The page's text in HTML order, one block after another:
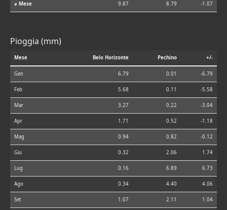
⌀ Mese 9.87 8.79 -1.07
Pioggia (mm)
Mese Belo Horizonte Pechino +/-
Gen 6.79 0.01 -6.79
Feb 5.68 0.11 -5.58
Mar 3.27 0.22 -3.04
Apr 1.71 0.52 -1.18
Mag 0.94 0.82 -0.12
Giu 0.32 2.06 1.74
Lug 0.16 6.89 6.73
Ago 0.34 4.40 4.06
Set 1.07 2.11 1.04